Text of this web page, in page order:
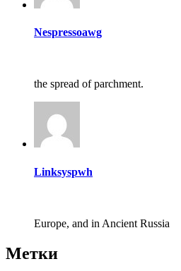
Nespressoawg
the spread of parchment.
Linksyspwh
Europe, and in Ancient Russia
Метки